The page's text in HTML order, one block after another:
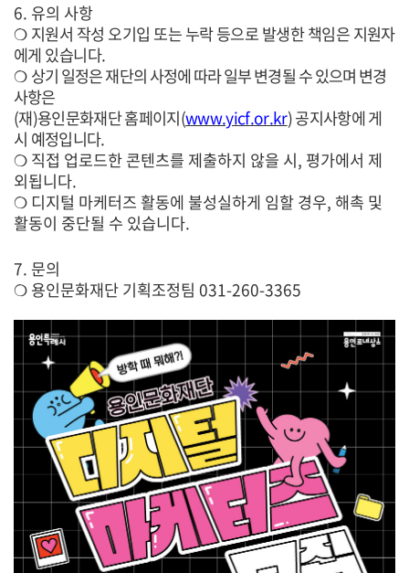
6. 유의 사항
❍지원서 작성 오기입 또는 누락 등으로 발생한 책임은 지원자
에게 있습니다.
❍상기 일정은 재단의 사정에 따라 일부 변경될 수 있으며 변경
사항은
(재)용인문화재단 홈페이지(www.yicf.or.kr)공지사항에 게
시 예정입니다.
❍직접 업로드한 콘텐츠를 제출하지 않을 시, 평가에서 제
외됩니다.
❍ 디지털 마케터즈 활동에 불성실하게 임할 경우, 해촉 및
활동이 중단될 수 있습니다.
7.문의
❍용인문화재단 기획조정팀 031-260-3365